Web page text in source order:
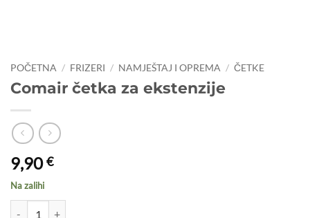
POČETNA / FRIZERI / NAMJEŠTAJ I OPREMA / ČETKE
Comair četka za ekstenzije
9,90€
Na zalihi